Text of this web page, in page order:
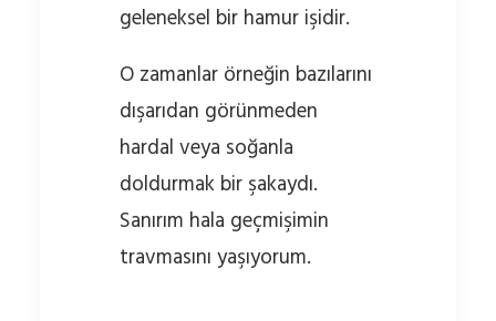
geleneksel bir hamur işidir.
O zamanlar örneğin bazılarını
dışarıdan görünmeden
hardal veya soğanla
doldurmak bir şakaydı.
Sanırım hala geçmişimin
travmasını yaşıyorum.